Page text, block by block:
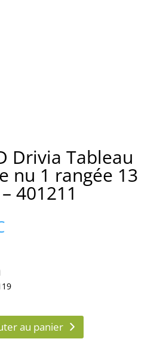
Drivia Tableau
nu 1 rangée 13
401211
au panier